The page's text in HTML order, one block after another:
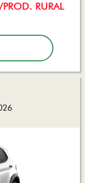
RURAL